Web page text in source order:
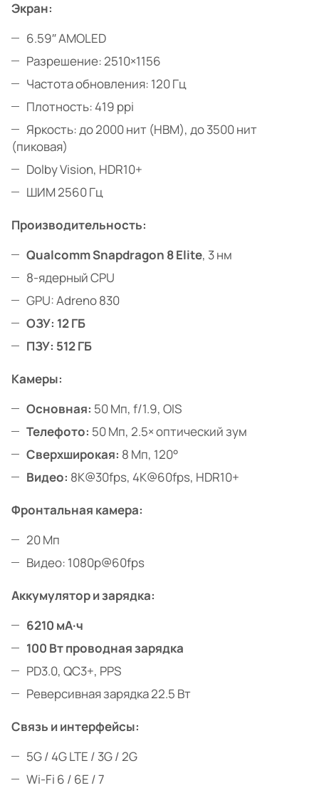
Экран:
6.59″ AMOLED
Разрешение: 2510×1156
Частота обновления: 120 Гц
Плотность: 419 ppi
Яркость: до 2000 нит (HBM), до 3500 нит
(пиковая)
Dolby Vision, HDR10+
ШИМ 2560 Гц
Производительность:
Qualcomm Snapdragon 8 Elite, 3 нм
8-ядерный CPU
GPU: Adreno 830
ОЗУ: 12 ГБ
ПЗУ: 512 ГБ
Камеры:
Основная: 50 Мп, f/1.9, OIS
Телефото: 50 Мп, 2.5× оптический зум
Сверхширокая: 8 Мп, 120°
Видео: 8K@30fps, 4K@60fps, HDR10+
Фронтальная камера:
20 Мп
Видео: 1080p@60fps
Аккумулятор и зарядка:
6210 мА·ч
100 Вт проводная зарядка
PD3.0, QC3+, PPS
Реверсивная зарядка 22.5 Вт
Связь и интерфейсы:
5G / 4G LTE / 3G / 2G
Wi-Fi 6 / 6E / 7